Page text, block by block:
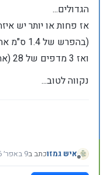
הגדולים...
(בהפרש
ואז 3 מדפים של 28 (אחד מהם של 27...)
נקווה לטוב...
מנותק
איש גמזוכתב ב9 באפר׳ 2026, 18:54
נערך לאחרונה